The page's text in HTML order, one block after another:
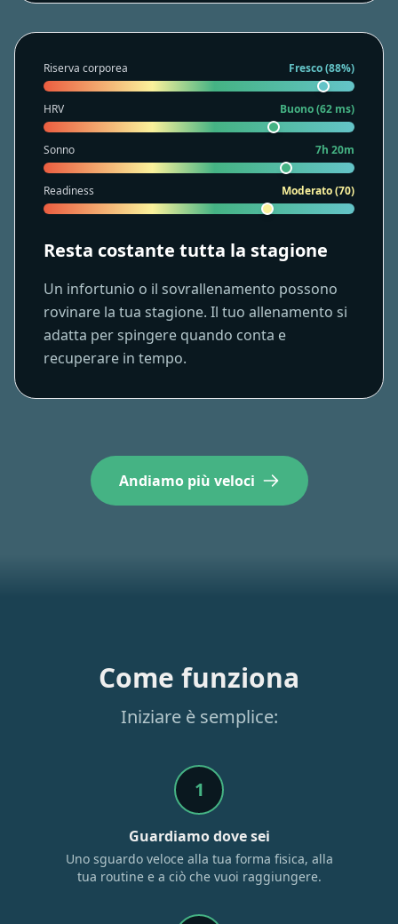
Riserva corporea Fresco (88%)
HRV Buono (62 ms)
Sonno 7h 20m
Readiness Moderato (70)
Resta costante tutta la stagione
Un infortunio o il sovrallenamento possono
rovinare la tua stagione. Il tuo allenamento si
adatta per spingere quando conta e
recuperare in tempo.
Andiamo più veloci
Come funziona
Iniziare è semplice:
1
Guardiamo dove sei
Uno sguardo veloce alla tua forma fisica, alla
tua routine e a ciò che vuoi raggiungere.